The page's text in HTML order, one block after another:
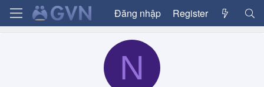
Đăng nhập Register
N